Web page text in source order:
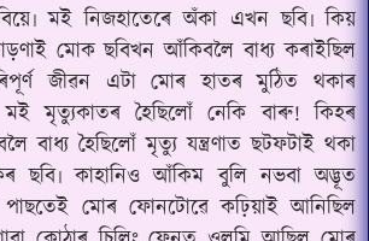
মই নিজহাতেৰে অঁকা এখন ছবি৷ কিয়
মোক ছবিখন আঁকিবলৈ বাধ্য কৰাইছিল
জীৱন এটা মোৰ হাতৰ মুঠিত থকাৰ
মই মৃত্যুকাতৰ হৈছিলোঁ নেকি বাৰু! কিহৰ
বাধ্য হৈছিলোঁ মৃত্যু যন্ত্ৰণাত ছটফটাই থকা
ছবি৷ কাহানিও আঁকিম বুলি নভবা অদ্ভূত
মোৰ ফোনটোৱে কঢ়িয়াই আনিছিল